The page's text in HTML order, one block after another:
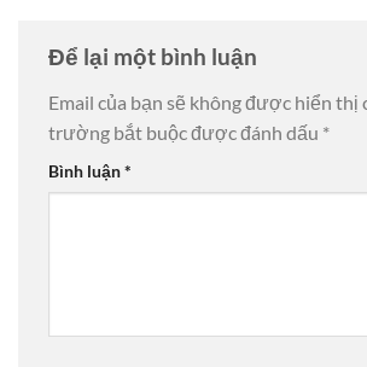
Để lại một bình luận
Email của bạn sẽ không được hiển thị
trường bắt buộc được đánh dấu *
Bình luận*